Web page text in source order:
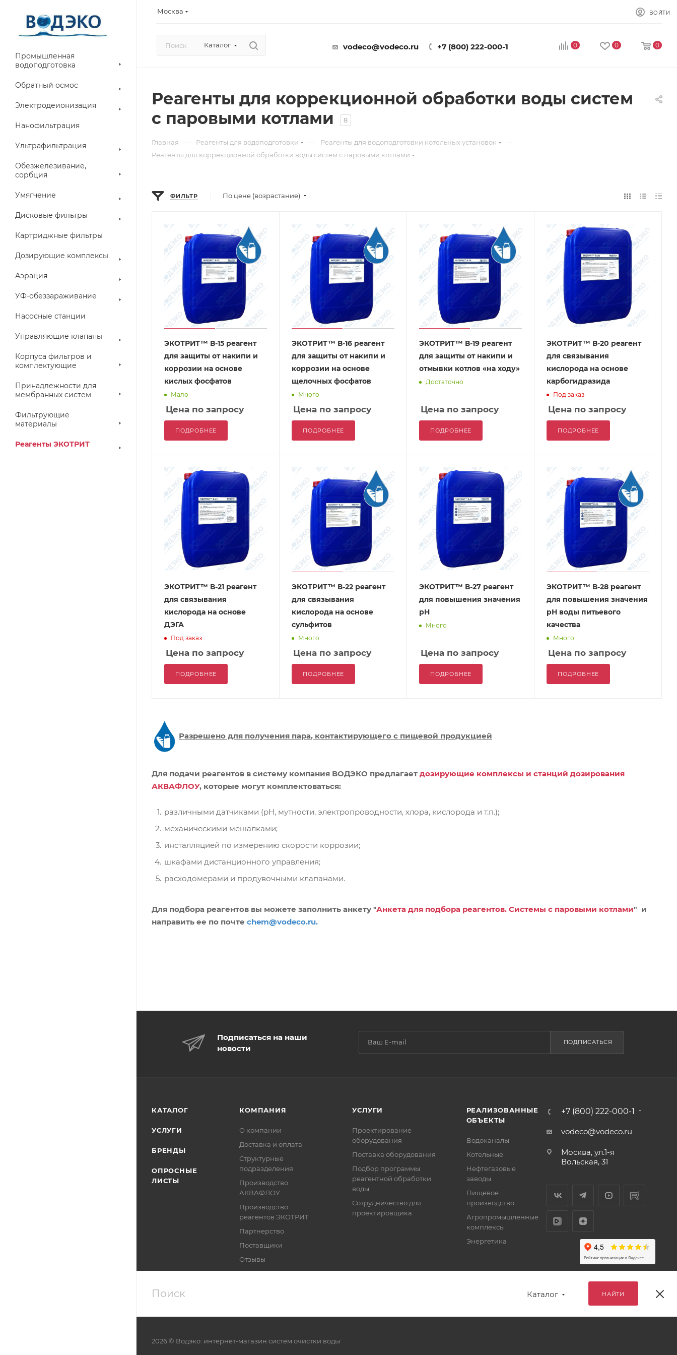
Москва ВОЙТИ
Каталог vodeco@vodeco.ru +7 (800) 222-000-1 0 0 0
Промышленная
водоподготовка
Обратный осмос
Электродеионизация
Нанофильтрация
Ультрафильтрация
Обезжелезивание,
сорбция
Умягчение
Дисковые фильтры
Картриджные фильтры
Дозирующие комплексы
Аэрация
УФ-обеззараживание
Насосные станции
Управляющие клапаны
Корпуса фильтров и
комплектующие
Принадлежности для
мембранных систем
Фильтрующие
материалы
Реагенты ЭКОТРИТ
Реагенты для коррекционной обработки воды систем
с паровыми котлами
8
Главная — Реагенты для водоподготовки — Реагенты для водоподготовки котельных установок —
Реагенты для коррекционной обработки воды систем с паровыми котлами
ФИЛЬТР По цене (возрастание)
ЭКОТРИТ™ В-15 реагент
для защиты от накипи и
коррозии на основе
кислых фосфатов
Мало
Цена по запросу
ПОДРОБНЕЕ
ЭКОТРИТ™ В-16 реагент
для защиты от накипи и
коррозии на основе
щелочных фосфатов
Много
Цена по запросу
ПОДРОБНЕЕ
ЭКОТРИТ™ В-19 реагент
для защиты от накипи и
отмывки котлов «на ходу»
Достаточно
Цена по запросу
ПОДРОБНЕЕ
ЭКОТРИТ™ В-20 реагент
для связывания
кислорода на основе
карбогидразида
Под заказ
Цена по запросу
ПОДРОБНЕЕ
ЭКОТРИТ™ В-21 реагент
для связывания
кислорода на основе
ДЭГА
Под заказ
Цена по запросу
ПОДРОБНЕЕ
ЭКОТРИТ™ В-22 реагент
для связывания
кислорода на основе
сульфитов
Много
Цена по запросу
ПОДРОБНЕЕ
ЭКОТРИТ™ В-27 реагент
для повышения значения
рН
Много
Цена по запросу
ПОДРОБНЕЕ
ЭКОТРИТ™ В-28 реагент
для повышения значения
рН воды питьевого
качества
Много
Цена по запросу
ПОДРОБНЕЕ
Разрешено для получения пара, контактирующего с пищевой продукцией
Для подачи реагентов в систему компания ВОДЭКО предлагает дозирующие комплексы и станций дозирования
АКВАФЛОУ, которые могут комплектоваться:
различными датчиками (pH, мутности, электропроводности, хлора, кислорода и т.п.);
механическими мешалками;
инсталляцией по измерению скорости коррозии;
шкафами дистанционного управления;
расходомерами и продувочными клапанами.
Для подбора реагентов вы можете заполнить анкету "Анкета для подбора реагентов. Системы с паровыми котлами" и
направить ее по почте chem@vodeco.ru.
Подписаться на наши
новости
ПОДПИСАТЬСЯ
КАТАЛОГ
УСЛУГИ
БРЕНДЫ
ОПРОСНЫЕ
ЛИСТЫ
КОМПАНИЯ
О компании
Доставка и оплата
Структурные
подразделения
Производство
АКВАФЛОУ
Производство
реагентов ЭКОТРИТ
Партнерство
Поставщики
Отзывы
Реквизиты
УСЛУГИ
Проектирование
оборудования
Поставка оборудования
Подбор программы
реагентной обработки
воды
Сотрудничество для
проектировщика
РЕАЛИЗОВАННЫЕ
ОБЪЕКТЫ
Водоканалы
Котельные
Нефтегазовые
заводы
Пищевое
производство
Агропромышленные
комплексы
Энергетика
+7 (800) 222-000-1
vodeco@vodeco.ru
Москва, ул.1-я
Вольская, 31
2026 © Водэко: интернет-магазин систем очистки воды
НАЙТИ
Каталог